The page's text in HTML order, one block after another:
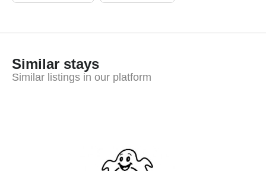
Similar stays
Similar listings in our platform